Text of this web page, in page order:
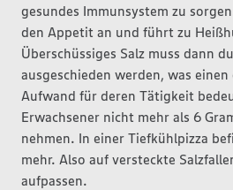
gesundes Immunsystem zu
den Appetit an und führt zu
Überschüssiges Salz muss dann
ausgeschieden werden, was
Aufwand für deren Tätigkeit
Erwachsener nicht mehr als 6
nehmen. In einer Tiefkühlpizza
mehr. Also auf versteckte
aufpassen.